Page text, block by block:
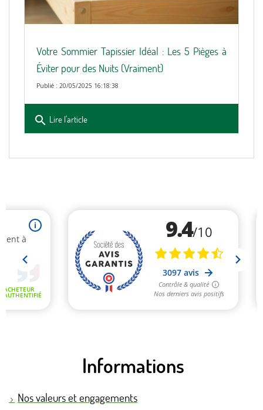
Votre Sommier Tapissier Idéal : Les 5 Pièges à
Éviter pour des Nuits (Vraiment)
Publié : 20/05/2025 16:18:38
search Lire l'article
Informations
Nos valeurs et engagements